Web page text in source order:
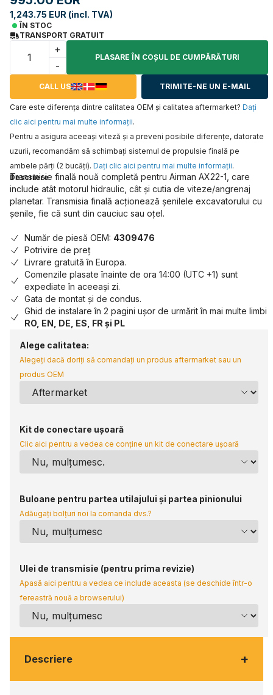
1,243.75 EUR (incl. TVA)
ÎN STOC
TRANSPORT GRATUIT
+
-
PLASARE ÎN COŞUL DE CUMPĂRĂTURI
CALL US TRIMITE-NE UN E-MAIL
Care este diferența dintre calitatea OEM și calitatea aftermarket? Daţi
clic aici pentru mai multe informaţii.
Pentru a asigura aceeaşi viteză şi a preveni posibile diferenţe, datorate
uzurii, recomandăm să schimbaţi sistemul de propulsie finală pe
ambele părţi (2 bucăţi). Daţi clic aici pentru mai multe informaţii.
Descriere
Transmisie finală nouă completă pentru Airman AX22-1, care
include atât motorul hidraulic, cât și cutia de viteze/angrenaj
planetar. Transmisia finală acționează șenilele excavatorului cu
șenile, fie că sunt din cauciuc sau oțel.
Număr de piesă OEM: 4309476
Potrivire de preț
Livrare gratuită în Europa.
Comenzile plasate înainte de ora 14:00 (UTC +1) sunt
expediate în aceeași zi.
Gata de montat și de condus.
Ghid de instalare în 2 pagini ușor de urmărit în mai multe limbi
RO, EN, DE, ES, FR și PL
Alege calitatea:
Alegeți dacă doriți să comandați un produs aftermarket sau un
produs OEM
Kit de conectare ușoară
Clic aici pentru a vedea ce conține un kit de conectare ușoară
Buloane pentru partea utilajului și partea pinionului
Adăugați bolțuri noi la comanda dvs.?
Ulei de transmisie (pentru prima revizie)
Apasă aici pentru a vedea ce include aceasta (se deschide într-o
fereastră nouă a browserului)
Descriere +